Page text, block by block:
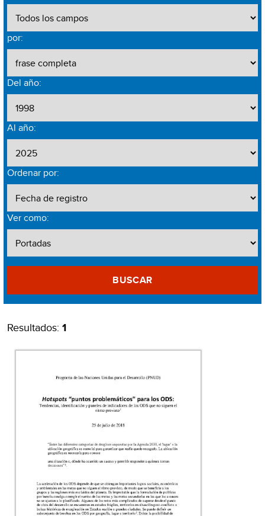
por:
Del año:
Al año:
Ordenar por:
Ver como:
BUSCAR
Resultados: 1